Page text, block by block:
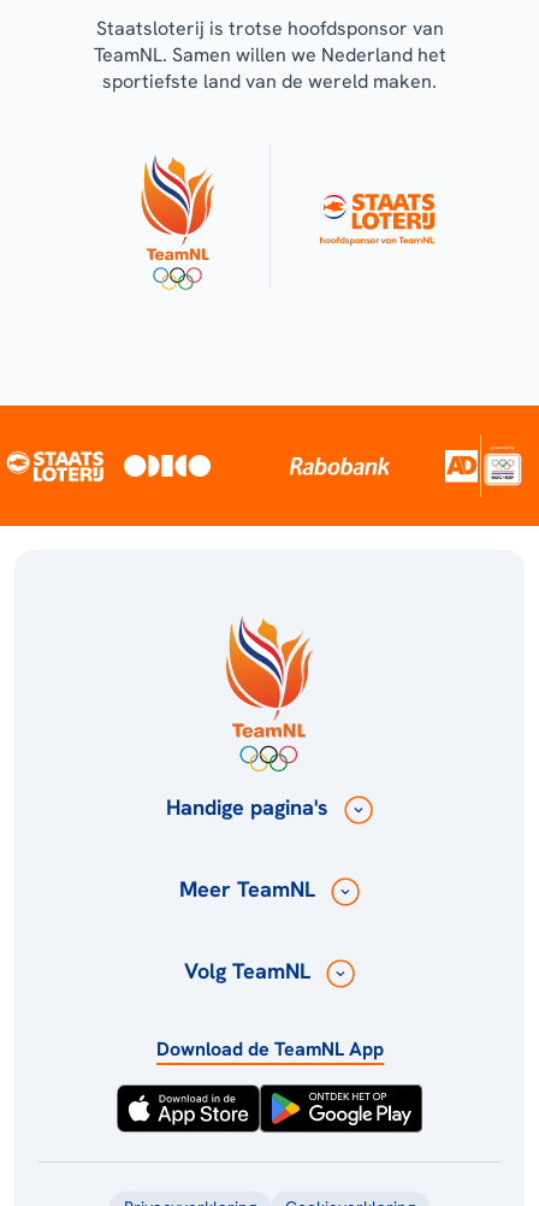
Staatsloterij is trotse hoofdsponsor van
TeamNL. Samen willen we Nederland het
sportiefste land van de wereld maken.
Handige pagina's
Meer TeamNL
Volg TeamNL
Download de TeamNL App